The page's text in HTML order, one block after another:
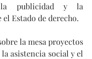
publicidad y la
Estado de derecho.
la mesa proyectos
asistencia social y el